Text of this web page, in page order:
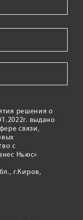
решения о
выдано
связи,
с
Ньюс»
г.Киров,